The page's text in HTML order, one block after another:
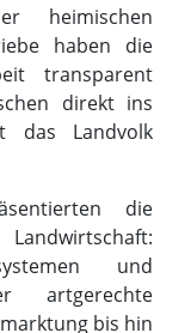
die
und
artgerechte
bis hin
vielfältigen
Hofführungen,
für
für die